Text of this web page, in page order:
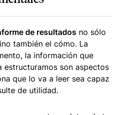
de resultados no sólo
también el cómo. La
la información que
estructuramos son aspectos
que lo va a leer sea capaz
de utilidad.